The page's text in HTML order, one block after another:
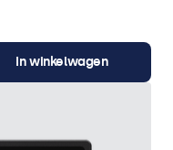
In winkelwagen